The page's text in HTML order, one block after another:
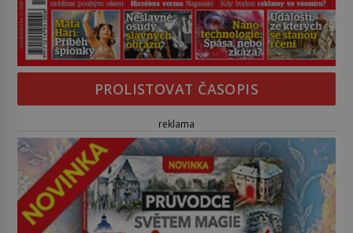
PROLISTOVAT ČASOPIS
reklama